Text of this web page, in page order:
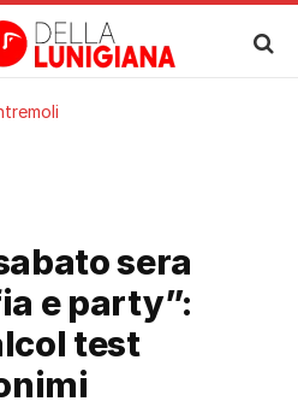
sera
e party”:
test